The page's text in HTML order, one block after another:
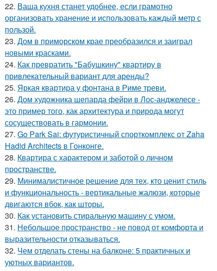
22. Ваша кухня станет удобнее, если грамотно
организовать хранение и использовать каждый метр с
пользой.
23. Дом в приморском крае преобразился и заиграл
новыми красками.
24. Как превратить "Бабушкину" квартиру в
привлекательный вариант для аренды?
25. Яркая квартира у фонтана в Риме треви.
26. Дом художника шепарда фейри в Лос-анджелесе -
это пример того, как архитектура и природа могут
сосуществовать в гармонии.
27. Go Park Sai: футуристичный спорткомплекс от Zaha
Hadid Architects в Гонконге.
28. Квартира с характером и заботой о личном
пространстве.
29. Минималистичное решение для тех, кто ценит стиль
и функциональность - вертикальные жалюзи, которые
двигаются вбок, как шторы.
30. Как установить стиральную машину с умом.
31. Небольшое пространство - не повод от комфорта и
выразительности отказываться.
32. Чем отделать стены на балконе: 5 практичных и
уютных вариантов.